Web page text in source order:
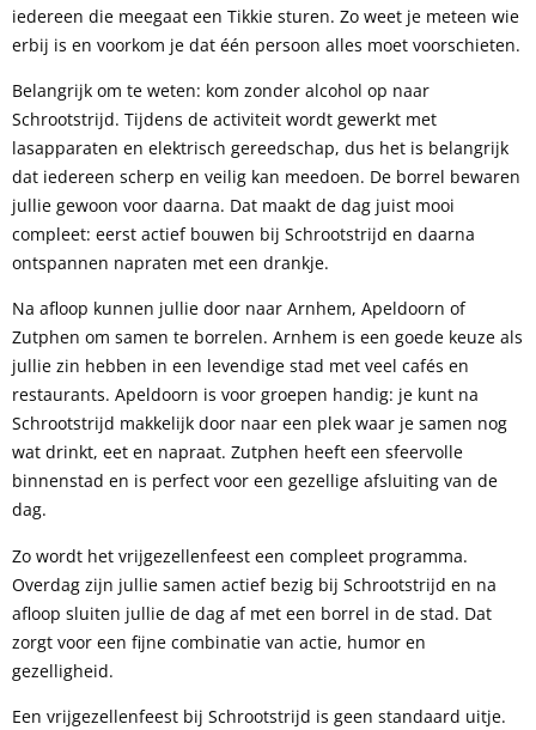
iedereen die meegaat een Tikkie sturen. Zo weet je meteen wie
erbij is en voorkom je dat één persoon alles moet voorschieten.
Belangrijk om te weten: kom zonder alcohol op naar
Schrootstrijd. Tijdens de activiteit wordt gewerkt met
lasapparaten en elektrisch gereedschap, dus het is belangrijk
dat iedereen scherp en veilig kan meedoen. De borrel bewaren
jullie gewoon voor daarna. Dat maakt de dag juist mooi
compleet: eerst actief bouwen bij Schrootstrijd en daarna
ontspannen napraten met een drankje.
Na afloop kunnen jullie door naar Arnhem, Apeldoorn of
Zutphen om samen te borrelen. Arnhem is een goede keuze als
jullie zin hebben in een levendige stad met veel cafés en
restaurants. Apeldoorn is voor groepen handig: je kunt na
Schrootstrijd makkelijk door naar een plek waar je samen nog
wat drinkt, eet en napraat. Zutphen heeft een sfeervolle
binnenstad en is perfect voor een gezellige afsluiting van de
dag.
Zo wordt het vrijgezellenfeest een compleet programma.
Overdag zijn jullie samen actief bezig bij Schrootstrijd en na
afloop sluiten jullie de dag af met een borrel in de stad. Dat
zorgt voor een fijne combinatie van actie, humor en
gezelligheid.
Een vrijgezellenfeest bij Schrootstrijd is geen standaard uitje.